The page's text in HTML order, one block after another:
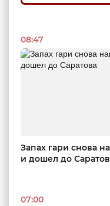
08:47
Запах гари снова
и дошел до
07:00